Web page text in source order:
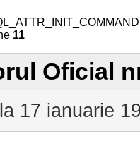
11
Oficial
17 ianuarie